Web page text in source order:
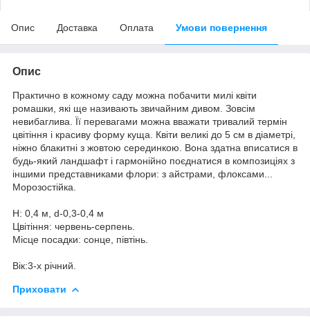
Опис Доставка Оплата Умови повернення
Опис
Практично в кожному саду можна побачити милі квіти
ромашки, які ще називають звичайним дивом. Зовсім
невибаглива. Її перевагами можна вважати тривалий термін
цвітіння і красиву форму куща. Квіти великі до 5 см в діаметрі,
ніжно блакитні з жовтою серединкою. Вона здатна вписатися в
будь-який ландшафт і гармонійно поєднатися в композиціях з
іншими представниками флори: з айстрами, флоксами...
Морозостійка.
Н: 0,4 м, d-0,3-0,4 м
Цвітіння: червень-серпень.
Місце посадки: сонце, півтінь.
Вік:3-х річний.
Приховати